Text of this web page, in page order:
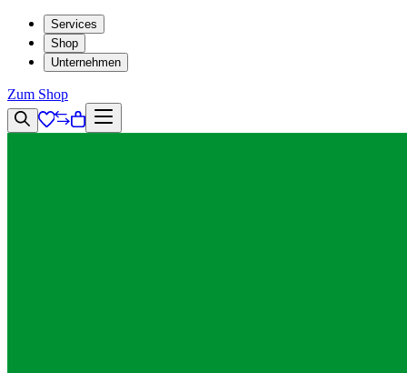
Services
Shop
Unternehmen
Zum Shop